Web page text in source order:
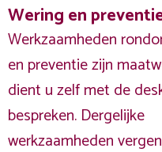
Wering en
Werkzaamheden
en preventie zijn
dient u zelf met de
bespreken. Dergelijke
werkzaamheden